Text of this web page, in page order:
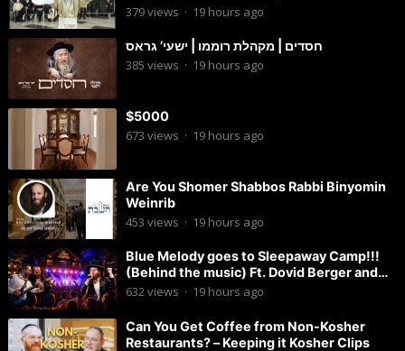
החתן
379views · 19 hours ago
חסדים | מקהלת רוממו | ישעי’ גראס
385 views · 19 hours ago
$5000
673 views · 19 hours ago
Are You Shomer Shabbos Rabbi Binyomin
Weinrib
453 views · 19 hours ago
Blue Melody goes to Sleepaway Camp!!!
(Behind the music) Ft. Dovid Berger and
Chaim Brown
632views · 19 hours ago
Can You Get Coffee from Non-Kosher
Restaurants? – Keeping it Kosher Clips